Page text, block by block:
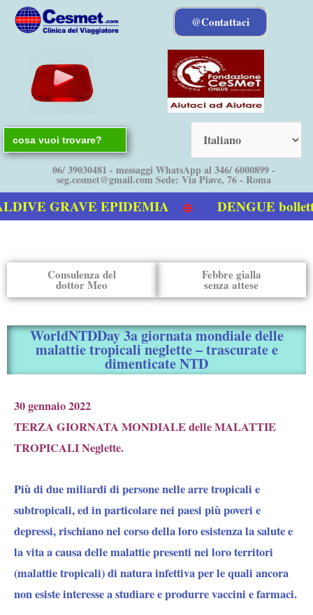
@Contattaci
Search
for:
06/ 39030481 - messaggi WhatsApp al 346/ 6000899 -
seg.cesmet@gmail.com Sede: Via Piave, 76 - Roma
GRAVE EPIDEMIA
DENGUE bollettino
Consulenza del
dottor Meo
Febbre gialla
senza attese
WorldNTDDay 3a giornata mondiale delle
malattie tropicali neglette – trascurate e
dimenticate NTD
30 gennaio 2022
TERZA GIORNATA MONDIALE delle MALATTIE
TROPICALI Neglette.
Più di due miliardi di persone nelle arre tropicali e
subtropicali, ed in particolare nei paesi più poveri e
depressi, rischiano nel corso della loro esistenza la salute e
la vita a causa delle malattie presenti nei loro territori
(malattie tropicali) di natura infettiva per le quali ancora
non esiste interesse a studiare e produrre vaccini e farmaci.